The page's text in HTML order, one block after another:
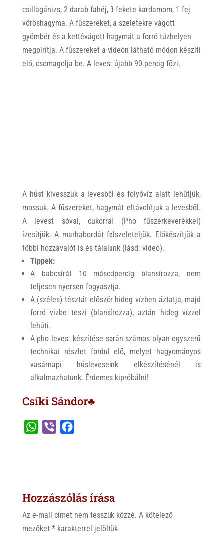
csillagánizs, 2 darab fahéj, 3 fekete kardamom, 1 fej
vöröshagyma. A fűszereket, a szeletekre vágott
gyömbér és a kettévágott hagymát a forró tűzhelyen
megpirítja. A fűszereket a videón látható módon készíti
elő, csomagolja be. A levest újabb 90 percig főzi.
A húst kivesszük a levesből és folyóvíz alatt lehűtjük,
mossuk. A fűszereket, hagymát eltávolítjuk a levesből.
A levest sóval, cukorral (Pho fűszerkeverékkel)
ízesítjük. A marhabordát felszeleteljük. Előkészítjük a
többi hozzávalót is és tálalunk (lásd: videó).
Tippek:
A babcsírát 10 másodpercig blansírozza, nem
teljesen nyersen fogyasztja.
A (széles) tésztát először hideg vízben áztatja, majd
forró vízbe teszi (blansírozza), aztán hideg vízzel
lehűti.
A pho leves készítése során számos olyan egyszerű
technikai részlet fordul elő, melyet hagyományos
vasárnapi húsleveseink elkészítésénél is
alkalmazhatunk. Érdemes kipróbálni!
Csíki Sándor♣
A
p
o
k
Hozzászólás írása
Az e-mail címet nem tesszük közzé. A kötelező
mezőket *karakterrel jelöltük